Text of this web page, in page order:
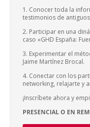
1. Conocer toda la
testimonios de
2. Participar en una
caso «GHD España:
3. Experimentar el
Jaime Martínez Brocal.
4. Conectar con los
networking, relajarte y
¡Inscríbete ahora y
PRESENCIAL O EN